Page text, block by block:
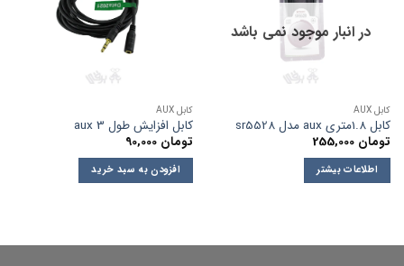
در انبار موجود نمی باشد
کابل AUX
کابل 1.8متری aux مدل sr5528
تومان
اطلاعات بیشتر
کابل AUX
کابل افزایش طول aux 3
تومان
افزودن به سبد خرید